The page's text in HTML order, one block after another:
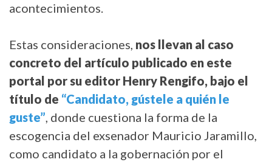
acontecimientos.
Estas consideraciones, nos llevan al caso
concreto del artículo publicado en este
portal por su editor Henry Rengifo, bajo el
título de “Candidato, gústele a quién le
guste”, donde cuestiona la forma de la
escogencia del exsenador Mauricio Jaramillo,
como candidato a la gobernación por el